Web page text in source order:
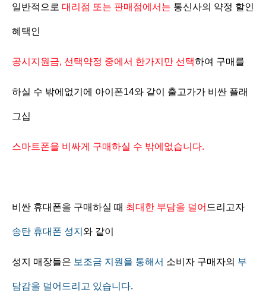
일반적으로 대리점 또는 판매점에서는 통신사의 약정 할인
혜택인
공시지원금, 선택약정 중에서 한가지만 선택하여 구매를
하실 수 밖에없기에 아이폰14와 같이 출고가가 비싼 플래
그십
스마트폰을 비싸게 구매하실 수 밖에없습니다.
비싼 휴대폰을 구매하실 때 최대한 부담을 덜어 드리고자
송탄 휴대폰 성지 와 같이
성지 매장들은 보조금 지원을 통해서 소비자 구매자의 부
담감을 덜어드리고 있습니다.